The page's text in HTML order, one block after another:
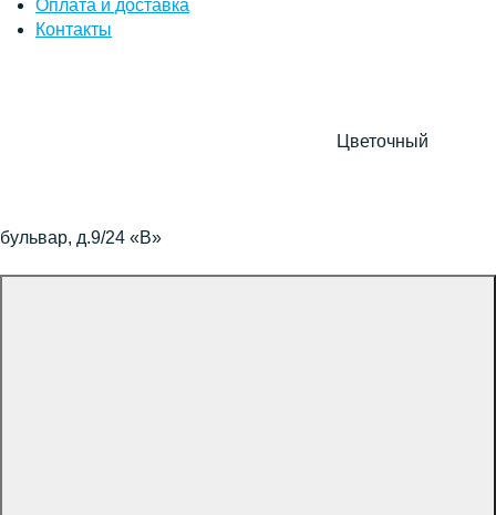
Оплата и доставка
Контакты
Цветочный
бульвар, д.9/24 «В»